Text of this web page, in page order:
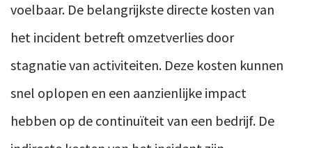
voelbaar. De belangrijkste directe kosten van
het incident betreft omzetverlies door
stagnatie van activiteiten. Deze kosten kunnen
snel oplopen en een aanzienlijke impact
hebben op de continuïteit van een bedrijf. De